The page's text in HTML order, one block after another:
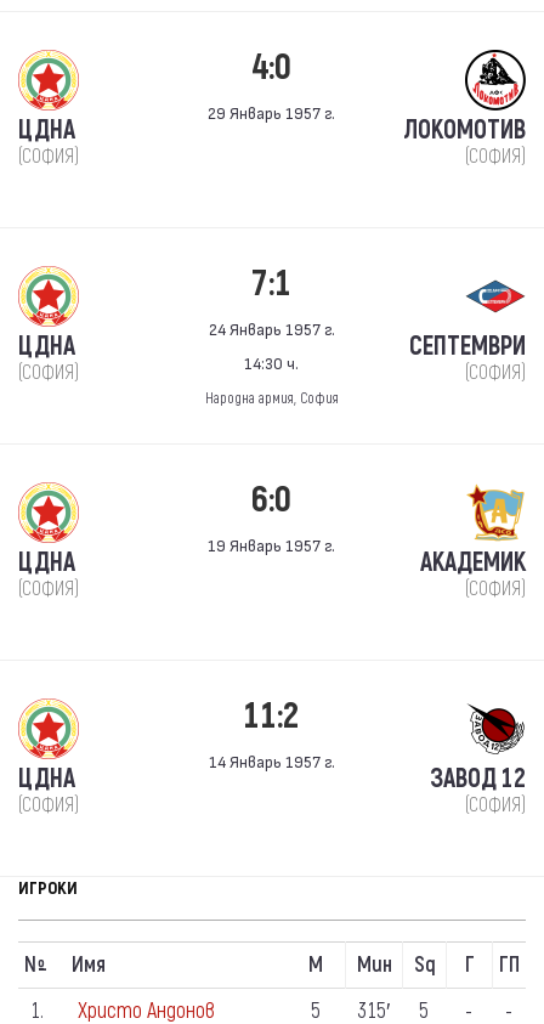
ЦДНА
(СОФИЯ)
4:0
29 Январь 1957 г.
ЛОКОМОТИВ
(СОФИЯ)
ЦДНА
(СОФИЯ)
7:1
24 Январь 1957 г.
14:30 ч.
Народна армия, София
СЕПТЕМВРИ
(СОФИЯ)
ЦДНА
(СОФИЯ)
6:0
19 Январь 1957 г.
АКАДЕМИК
(СОФИЯ)
ЦДНА
(СОФИЯ)
11:2
14 Январь 1957 г.
ЗАВОД 12
(СОФИЯ)
ИГРОКИ
Nº Имя М Мин Sq Г
ГП
1.
Христо Андонов 5 315′ 5 - -